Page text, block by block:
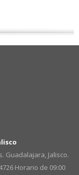
Guadalajara, Jalisco.
Horario de 09:00